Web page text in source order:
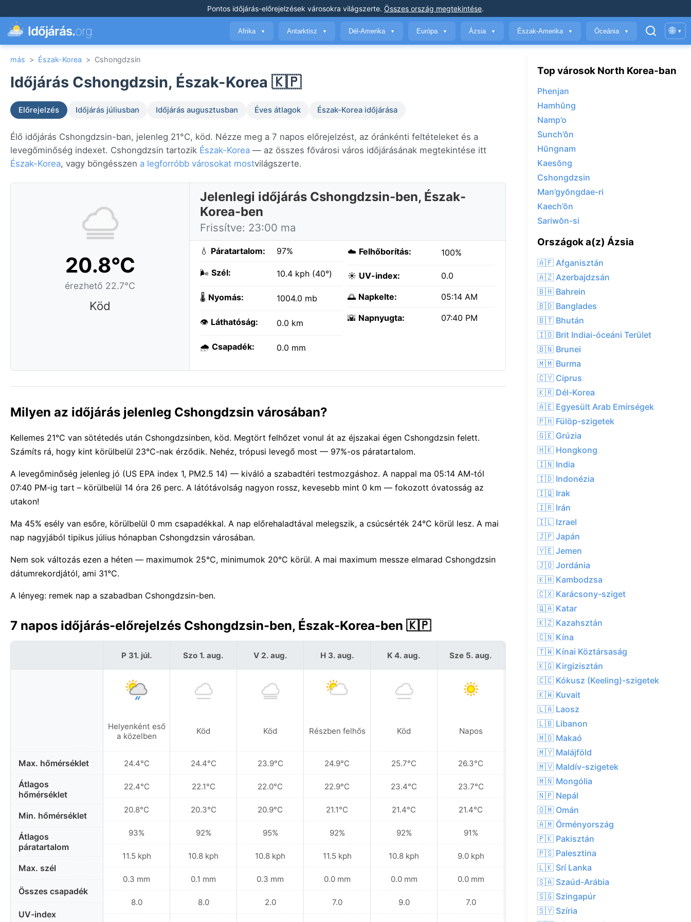
Pontos időjárás-előrejelzések városokra világszerte. Összes ország megtekintése.
Időjárás.org Afrika ▼ Antarktisz ▼ Dél-Amerika ▼ Európa ▼ Ázsia ▼ Észak-Amerika ▼ Óceánia ▼ 🌐 ▾
más > Észak-Korea > Cshongdzsin
Időjárás Cshongdzsin, Észak-Korea 🇰🇵
Előrejelzés Időjárás júliusban Időjárás augusztusban Éves átlagok Észak-Korea időjárása
Élő időjárás Cshongdzsin-ban, jelenleg 21°C, köd. Nézze meg a 7 napos előrejelzést, az óránkénti feltételeket és a
levegőminőség indexet. Cshongdzsin tartozik Észak-Korea — az összes fővárosi város időjárásának megtekintése itt
Észak-Korea, vagy böngésszen a legforróbb városokat mostvilágszerte.
20.8°C
érezhető 22.7°C
Köd
Jelenlegi időjárás Cshongdzsin-ben, Észak-
Korea-ben
Frissítve: 23:00 ma
💧 Páratartalom: 97%
🌬️ Szél: 10.4 kph (40°)
🌡️ Nyomás: 1004.0 mb
👁️ Láthatóság: 0.0 km
🌧️ Csapadék: 0.0 mm
☁️ Felhőborítás: 100%
☀️ UV-index: 0.0
🌅 Napkelte: 05:14 AM
🌇 Napnyugta: 07:40 PM
Milyen az időjárás jelenleg Cshongdzsin városában?
Kellemes 21°C van sötétedés után Cshongdzsinben, köd. Megtört felhőzet vonul át az éjszakai égen Cshongdzsin felett.
Számíts rá, hogy kint körülbelül 23°C-nak érződik. Nehéz, trópusi levegő most — 97%-os páratartalom.
A levegőminőség jelenleg jó (US EPA index 1, PM2.5 14) — kiváló a szabadtéri testmozgáshoz. A nappal ma 05:14 AM-tól
07:40 PM-ig tart – körülbelül 14 óra 26 perc. A látótávolság nagyon rossz, kevesebb mint 0 km — fokozott óvatosság az
utakon!
Ma 45% esély van esőre, körülbelül 0 mm csapadékkal. A nap előrehaladtával melegszik, a csúcsérték 24°C körül lesz. A mai
nap nagyjából tipikus július hónapban Cshongdzsin városában.
Nem sok változás ezen a héten — maximumok 25°C, minimumok 20°C körül. A mai maximum messze elmarad Cshongdzsin
dátumrekordjától, ami 31°C.
A lényeg: remek nap a szabadban Cshongdzsin-ben.
7 napos időjárás-előrejelzés Cshongdzsin-ben, Észak-Korea-ben 🇰🇵
Max. hőmérséklet
Átlagos
hőmérséklet
Min. hőmérséklet
Átlagos
páratartalom
Max. szél
Összes csapadék
UV-index
P 31. júl.
Helyenként eső
a közelben
24.4°C
22.4°C
20.8°C
93%
11.5 kph
0.3 mm
8.0
Szo 1. aug.
Köd
24.4°C
22.1°C
20.3°C
92%
10.8 kph
0.1 mm
8.0
V 2. aug.
Köd
23.9°C
22.0°C
20.9°C
95%
10.8 kph
0.3 mm
2.0
H 3. aug.
Részben felhős
24.9°C
22.9°C
21.1°C
92%
11.5 kph
0.0 mm
7.0
K 4. aug.
Köd
25.7°C
23.4°C
21.4°C
92%
10.8 kph
0.0 mm
9.0
Sze 5. aug.
Napos
26.3°C
23.7°C
21.4°C
91%
9.0 kph
0.0 mm
7.0
Cs 6. aug.
25.5°C
23.4°C
21.5°C
91%
10.1 kph
0.0 mm
7.0
Top városok North Korea-ban
Phenjan
Hamhŭng
Namp’o
Sunch’ŏn
Hŭngnam
Kaesŏng
Cshongdzsin
Man’gyŏngdae-ri
Kaech’ŏn
Sariwŏn-si
Országok a(z) Ázsia
🇦🇫 Afganisztán
🇦🇿 Azerbajdzsán
🇧🇭 Bahrein
🇧🇩 Banglades
🇧🇹 Bhután
🇮🇴 Brit Indiai-óceáni Terület
🇧🇳 Brunei
🇲🇲 Burma
🇨🇾 Ciprus
🇰🇷 Dél-Korea
🇦🇪 Egyesült Arab Emírségek
🇵🇭 Fülöp-szigetek
🇬🇪 Grúzia
🇭🇰 Hongkong
🇮🇳 India
🇮🇩 Indonézia
🇮🇶 Irak
🇮🇷 Irán
🇮🇱 Izrael
🇯🇵 Japán
🇾🇪 Jemen
🇯🇴 Jordánia
🇰🇭 Kambodzsa
🇨🇽 Karácsony-sziget
🇶🇦 Katar
🇰🇿 Kazahsztán
🇨🇳 Kína
🇹🇼 Kínai Köztársaság
🇰🇬 Kirgizisztán
🇨🇨 Kókusz (Keeling)-szigetek
🇰🇼 Kuvait
🇱🇦 Laosz
🇱🇧 Libanon
🇲🇴 Makaó
🇲🇾 Malájföld
🇲🇻 Maldív-szigetek
🇲🇳 Mongólia
🇳🇵 Nepál
🇴🇲 Omán
🇦🇲 Örményország
🇵🇰 Pakisztán
🇵🇸 Palesztina
🇱🇰 Srí Lanka
🇸🇦 Szaúd-Arábia
🇸🇬 Szingapúr
🇸🇾 Szíria